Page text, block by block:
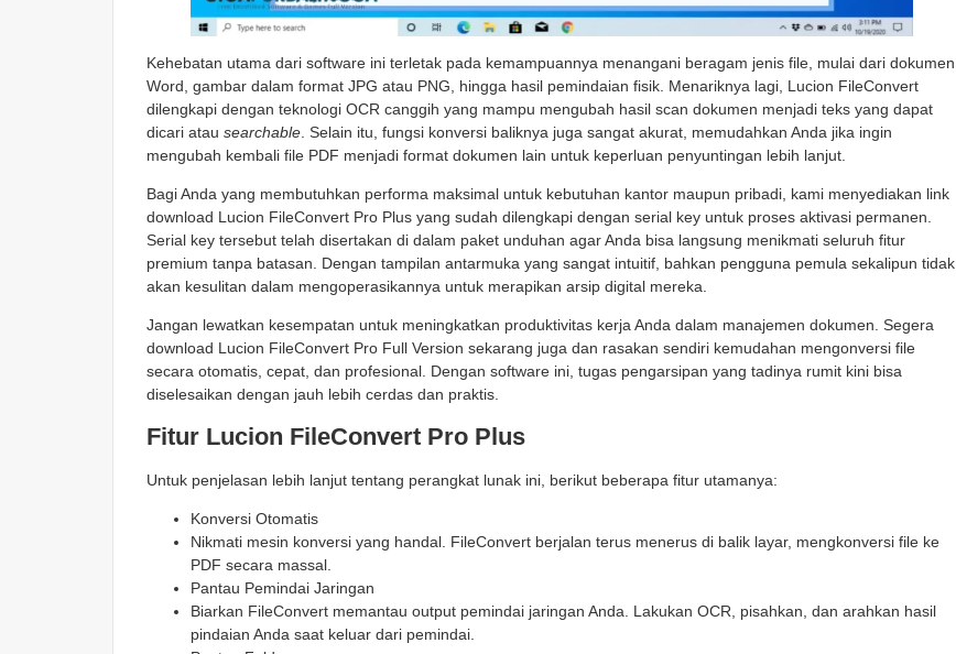
Kehebatan utama dari software ini terletak pada kemampuannya menangani beragam jenis file, mulai dari dokumen
Word, gambar dalam format JPG atau PNG, hingga hasil pemindaian fisik. Menariknya lagi, Lucion FileConvert
dilengkapi dengan teknologi OCR canggih yang mampu mengubah hasil scan dokumen menjadi teks yang dapat
dicari atau searchable . Selain itu, fungsi konversi baliknya juga sangat akurat, memudahkan Anda jika ingin
mengubah kembali file PDF menjadi format dokumen lain untuk keperluan penyuntingan lebih lanjut.
Bagi Anda yang membutuhkan performa maksimal untuk kebutuhan kantor maupun pribadi, kami menyediakan link
download Lucion FileConvert Pro Plus yang sudah dilengkapi dengan serial key untuk proses aktivasi permanen.
Serial key tersebut telah disertakan di dalam paket unduhan agar Anda bisa langsung menikmati seluruh fitur
premium tanpa batasan. Dengan tampilan antarmuka yang sangat intuitif, bahkan pengguna pemula sekalipun tidak
akan kesulitan dalam mengoperasikannya untuk merapikan arsip digital mereka.
Jangan lewatkan kesempatan untuk meningkatkan produktivitas kerja Anda dalam manajemen dokumen. Segera
download Lucion FileConvert Pro Full Version sekarang juga dan rasakan sendiri kemudahan mengonversi file
secara otomatis, cepat, dan profesional. Dengan software ini, tugas pengarsipan yang tadinya rumit kini bisa
diselesaikan dengan jauh lebih cerdas dan praktis.
Fitur Lucion FileConvert Pro Plus
Untuk penjelasan lebih lanjut tentang perangkat lunak ini, berikut beberapa fitur utamanya:
Konversi Otomatis
Nikmati mesin konversi yang handal. FileConvert berjalan terus menerus di balik layar, mengkonversi file ke
PDF secara massal.
Pantau Pemindai Jaringan
Biarkan FileConvert memantau output pemindai jaringan Anda. Lakukan OCR, pisahkan, dan arahkan hasil
pindaian Anda saat keluar dari pemindai.